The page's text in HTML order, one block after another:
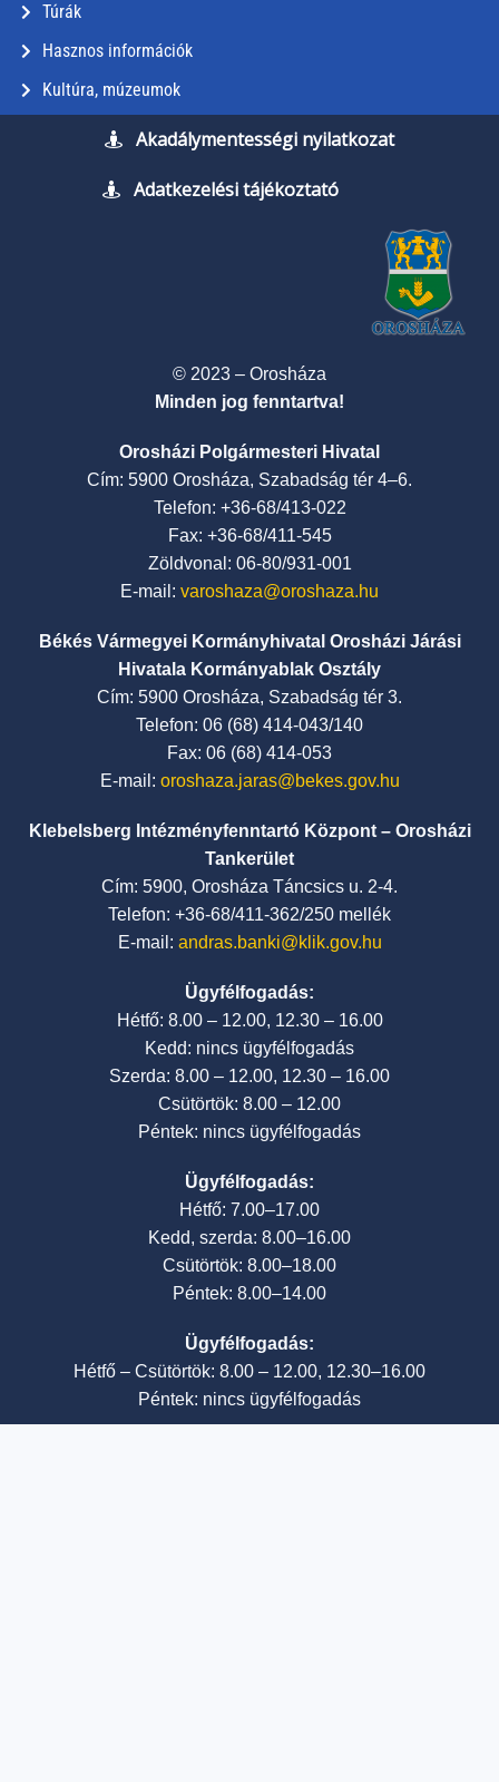
Túrák
Hasznos információk
Kultúra, múzeumok
Akadálymentességi nyilatkozat
Adatkezelési tájékoztató
© 2023 – Orosháza
Minden jog fenntartva!
Orosházi Polgármesteri Hivatal
Cím: 5900 Orosháza, Szabadság tér 4–6.
Telefon: +36-68/413-022
Fax: +36-68/411-545
Zöldvonal: 06-80/931-001
E-mail: varoshaza@oroshaza.hu
Békés Vármegyei Kormányhivatal Orosházi Járási
Hivatala Kormányablak Osztály
Cím: 5900 Orosháza, Szabadság tér 3.
Telefon: 06 (68) 414-043/140
Fax: 06 (68) 414-053
E-mail: oroshaza.jaras@bekes.gov.hu
Klebelsberg Intézményfenntartó Központ – Orosházi
Tankerület
Cím: 5900, Orosháza Táncsics u. 2-4.
Telefon: +36-68/411-362/250 mellék
E-mail: andras.banki@klik.gov.hu
Ügyfélfogadás:
Hétfő: 8.00 – 12.00, 12.30 – 16.00
Kedd: nincs ügyfélfogadás
Szerda: 8.00 – 12.00, 12.30 – 16.00
Csütörtök: 8.00 – 12.00
Péntek: nincs ügyfélfogadás
Ügyfélfogadás:
Hétfő: 7.00–17.00
Kedd, szerda: 8.00–16.00
Csütörtök: 8.00–18.00
Péntek: 8.00–14.00
Ügyfélfogadás:
Hétfő – Csütörtök: 8.00 – 12.00, 12.30–16.00
Péntek: nincs ügyfélfogadás